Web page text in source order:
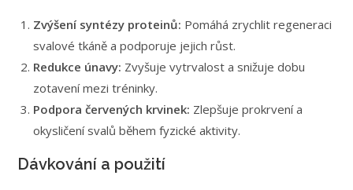
Zvýšení syntézy proteinů: Pomáhá zrychlit regeneraci
svalové tkáně a podporuje jejich růst.
Redukce únavy: Zvyšuje vytrvalost a snižuje dobu
zotavení mezi tréninky.
Podpora červených krvinek: Zlepšuje prokrvení a
okysličení svalů během fyzické aktivity.
Dávkování a použití